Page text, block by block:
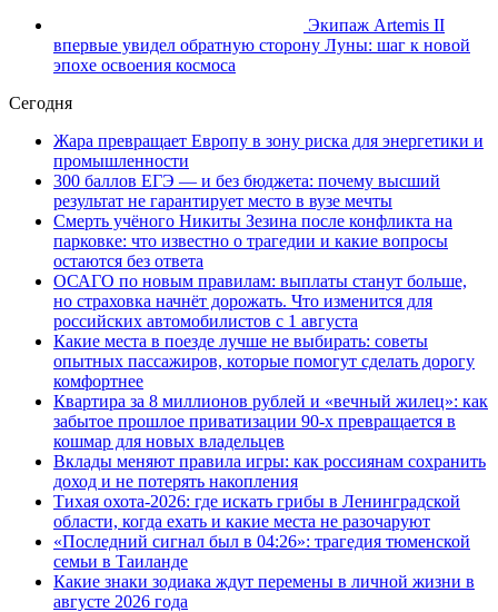
Экипаж Artemis II
впервые увидел обратную сторону Луны: шаг к новой
эпохе освоения космоса
Сегодня
Жара превращает Европу в зону риска для энергетики и
промышленности
300 баллов ЕГЭ — и без бюджета: почему высший
результат не гарантирует место в вузе мечты
Смерть учёного Никиты Зезина после конфликта на
парковке: что известно о трагедии и какие вопросы
остаются без ответа
ОСАГО по новым правилам: выплаты станут больше,
но страховка начнёт дорожать. Что изменится для
российских автомобилистов с 1 августа
Какие места в поезде лучше не выбирать: советы
опытных пассажиров, которые помогут сделать дорогу
комфортнее
Квартира за 8 миллионов рублей и «вечный жилец»: как
забытое прошлое приватизации 90-х превращается в
кошмар для новых владельцев
Вклады меняют правила игры: как россиянам сохранить
доход и не потерять накопления
Тихая охота-2026: где искать грибы в Ленинградской
области, когда ехать и какие места не разочаруют
«Последний сигнал был в 04:26»: трагедия тюменской
семьи в Таиланде
Какие знаки зодиака ждут перемены в личной жизни в
августе 2026 года